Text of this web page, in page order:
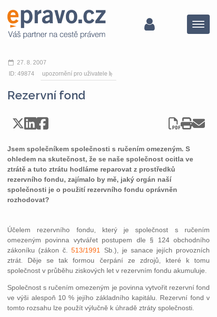
Menu
27. 8. 2007
ID: 49874
upozornění pro uživatele
Rezervní fond
Jsem společníkem společnosti s ručením omezeným. S
ohledem na skutečnost, že se naše společnost ocitla ve
ztrátě a tuto ztrátu hodláme reparovat z prostředků
rezervního fondu, zajímalo by mě, jaký orgán naší
společnosti je o použití rezervního fondu oprávněn
rozhodovat?
Účelem rezervního fondu, který je společnost s ručením
omezeným povinna vytvářet postupem dle § 124 obchodního
zákoníku (zákon č.513/1991
Sb.), je sanace jejích provozních
ztrát. Děje se tak formou čerpání ze zdrojů, které k tomu
společnost v průběhu ziskových let v rezervním fondu akumuluje.
Společnost s ručením omezeným je povinna vytvořit rezervní fond
ve výši alespoň 10 % jejího základního kapitálu. Rezervní fond v
tomto rozsahu lze použít výlučně k úhradě ztráty společnosti.